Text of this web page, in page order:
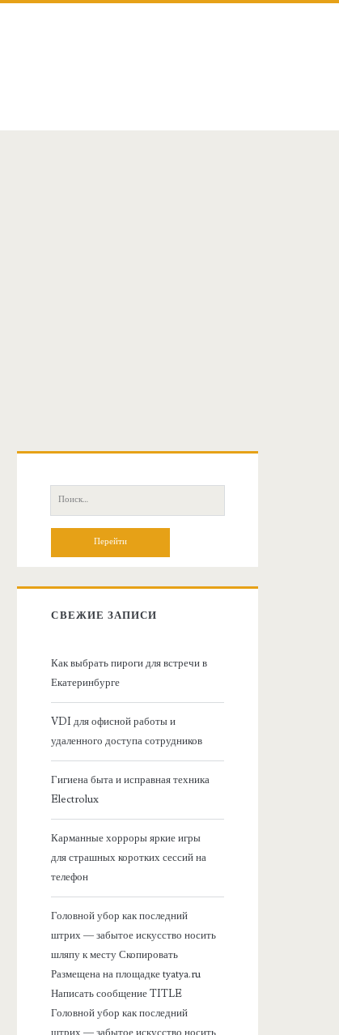
о
П
о
:
СВЕЖИЕ ЗАПИСИ
Как выбрать пироги для встречи в
Екатеринбурге
VDI для офисной работы и
удаленного доступа сотрудников
Гигиена быта и исправная техника
Electrolux
Карманные хорроры яркие игры
для страшных коротких сессий на
телефон
Головной убор как последний
штрих — забытое искусство носить
шляпу к месту Скопировать
Размещена на площадке tyatya.ru
Написать сообщение TITLE
Головной убор как последний
штрих — забытое искусство носить